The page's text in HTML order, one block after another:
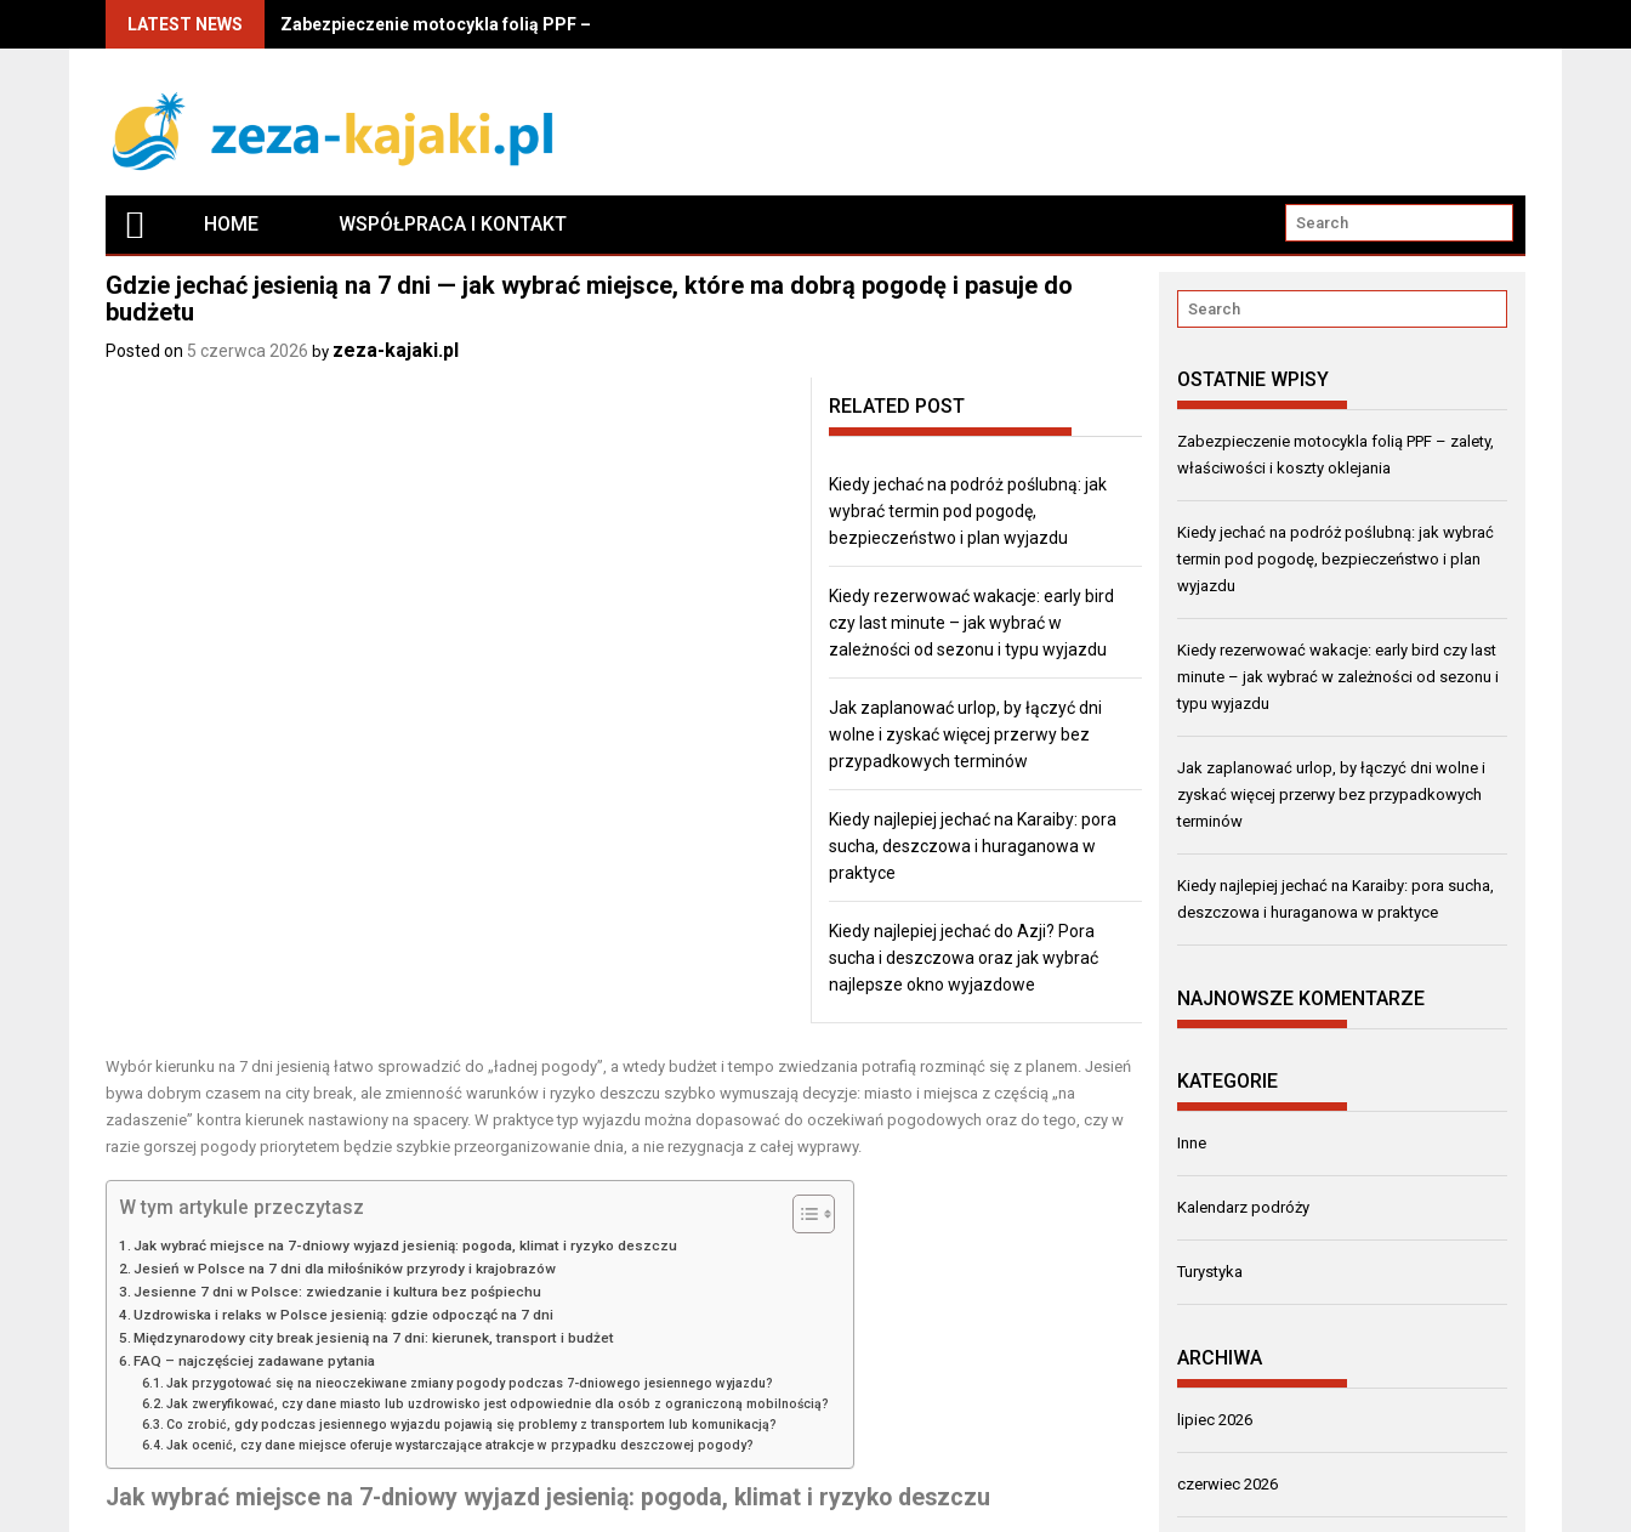
LATEST NEWS Zabezpieczenie motocykla folią PPF – zalety, właściwości i koszty oklejania
HOME WSPÓŁPRACA I KONTAKT
Gdzie jechać jesienią na 7 dni — jak wybrać miejsce, które ma dobrą pogodę i pasuje do
budżetu
Posted on 5 czerwca 2026 by zeza-kajaki.pl
RELATED POST
Kiedy jechać na podróż poślubną: jak
wybrać termin pod pogodę,
bezpieczeństwo i plan wyjazdu
Kiedy rezerwować wakacje: early bird
czy last minute – jak wybrać w
zależności od sezonu i typu wyjazdu
Jak zaplanować urlop, by łączyć dni
wolne i zyskać więcej przerwy bez
przypadkowych terminów
Kiedy najlepiej jechać na Karaiby: pora
sucha, deszczowa i huraganowa w
praktyce
Kiedy najlepiej jechać do Azji? Pora
sucha i deszczowa oraz jak wybrać
najlepsze okno wyjazdowe
Wybór kierunku na 7 dni jesienią łatwo sprowadzić do „ładnej pogody”, a wtedy budżet i tempo zwiedzania potrafią rozminąć się z planem. Jesień
bywa dobrym czasem na city break, ale zmienność warunków i ryzyko deszczu szybko wymuszają decyzje: miasto i miejsca z częścią „na
zadaszenie” kontra kierunek nastawiony na spacery. W praktyce typ wyjazdu można dopasować do oczekiwań pogodowych oraz do tego, czy w
razie gorszej pogody priorytetem będzie szybkie przeorganizowanie dnia, a nie rezygnacja z całej wyprawy.
W tym artykule przeczytasz
Jak wybrać miejsce na 7-dniowy wyjazd jesienią: pogoda, klimat i ryzyko deszczu
Jesień w Polsce na 7 dni dla miłośników przyrody i krajobrazów
Jesienne 7 dni w Polsce: zwiedzanie i kultura bez pośpiechu
Uzdrowiska i relaks w Polsce jesienią: gdzie odpocząć na 7 dni
Międzynarodowy city break jesienią na 7 dni: kierunek, transport i budżet
FAQ – najczęściej zadawane pytania
Jak przygotować się na nieoczekiwane zmiany pogody podczas 7-dniowego jesiennego wyjazdu?
Jak zweryfikować, czy dane miasto lub uzdrowisko jest odpowiednie dla osób z ograniczoną mobilnością?
Co zrobić, gdy podczas jesiennego wyjazdu pojawią się problemy z transportem lub komunikacją?
Jak ocenić, czy dane miejsce oferuje wystarczające atrakcje w przypadku deszczowej pogody?
Jak wybrać miejsce na 7-dniowy wyjazd jesienią: pogoda, klimat i ryzyko deszczu
OSTATNIE WPISY
Zabezpieczenie motocykla folią PPF – zalety,
właściwości i koszty oklejania
Kiedy jechać na podróż poślubną: jak wybrać
termin pod pogodę, bezpieczeństwo i plan
wyjazdu
Kiedy rezerwować wakacje: early bird czy last
minute – jak wybrać w zależności od sezonu i
typu wyjazdu
Jak zaplanować urlop, by łączyć dni wolne i
zyskać więcej przerwy bez przypadkowych
terminów
Kiedy najlepiej jechać na Karaiby: pora sucha,
deszczowa i huraganowa w praktyce
NAJNOWSZE KOMENTARZE
KATEGORIE
Inne
Kalendarz podróży
Turystyka
ARCHIWA
lipiec 2026
czerwiec 2026